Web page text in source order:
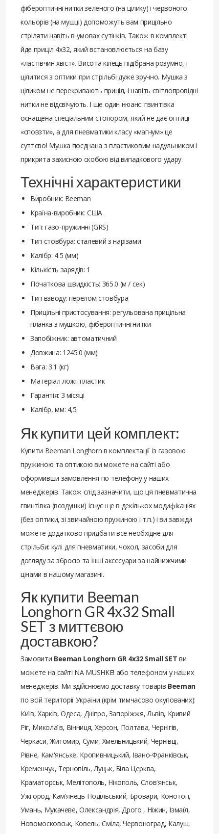
фібероптичні нитки зеленого (на цілику) і червоного
кольорів (на мушці) допоможуть вам прицільно
стріляти навіть в умовах сутінків. Також в комплекті
йде приціл 4x32, який встановлюється на базу
«ластівчин хвіст». Висота кілець підібрана розумно, і
цілитися з оптики при стрільбі дуже зручно. Мушка з
ціликом не перекривають приціл, і навіть світлопровідні
нитки не відсвічують. І ще один нюанс: гвинтівка
оснащена спеціальним стопором, який не дає оптиці
«сповзти», а для пневматики класу «магнум» це
суттєво! Мушка поєднана з пластиковим надульником і
прикрита захисною скобою від випадкового удару.
Технічні характеристики
Виробник: Beeman
Країна-виробник: США
Тип: газо-пружинні (GRS)
Тип стовбура: сталевий з нарізами
Калібр: 4.5 (мм)
Кількість зарядів: 1
Початкова швидкість: 365.0 (м / сек)
Тип взводу: перелом стовбура
Прицільні пристосування: регульована прицільна
планка з мушкою, фібероптичні нитки
Запобіжник: автоматичний
Довжина: 1245.0 (мм)
Вага: 3.1 (кг)
Матеріал ложі: пластик
Гарантія: 3 місяці
Калібр, мм: 4,5
Як купити цей комплект:
Купити Beeman Longhorn в комплектації із газовою
пружиною та оптикою ви можете на сайті або
оформивши замовлення по телефону у наших
менеджерів. Також слід зазначити, що ця пневматична
гвинтівка (воздушки) існує ще в декількох модифікаціях
(без оптики, зі звичайною пружиною і т.п.) і ви завжди
можете додатково придбати все необхідне для
стрільби: кулі для пневматики, чохол, засоби для
догляду за зброєю та інші аксесуари за найнижчими
цінами в нашому магазині.
Як купити Beeman
Longhorn GR 4х32 Small
SET з миттєвою
доставкою?
Замовити Beeman Longhorn GR 4х32 Small SET ви
можете на сайті NA MUSHKE! або телефоном у наших
менеджерів. Ми здійснюємо доставку товарів Beeman
по всій території України (крім тимчасово окупованих):
Київ, Харків, Одеса, Дніпро, Запоріжжя, Львів, Кривий
Ріг, Миколаїв, Вінниця, Херсон, Полтава, Чернігів,
Черкаси, Житомир, Суми, Хмельницький, Чернівці,
Рівне, Кам'янське, Кропивницький, Івано-Франківськ,
Кременчук, Тернопіль, Луцьк, Біла Церква,
Краматорськ, Мелітополь, Нікополь, Слов'янськ,
Ужгород, Кам'янець-Подільський, Бровари, Конотоп,
Умань, Мукачеве, Олександрія, Дрого , Ніжин, Ізмаїл,
Новомосковськ, Ковель, Сміла, Червоноград, Калуш,